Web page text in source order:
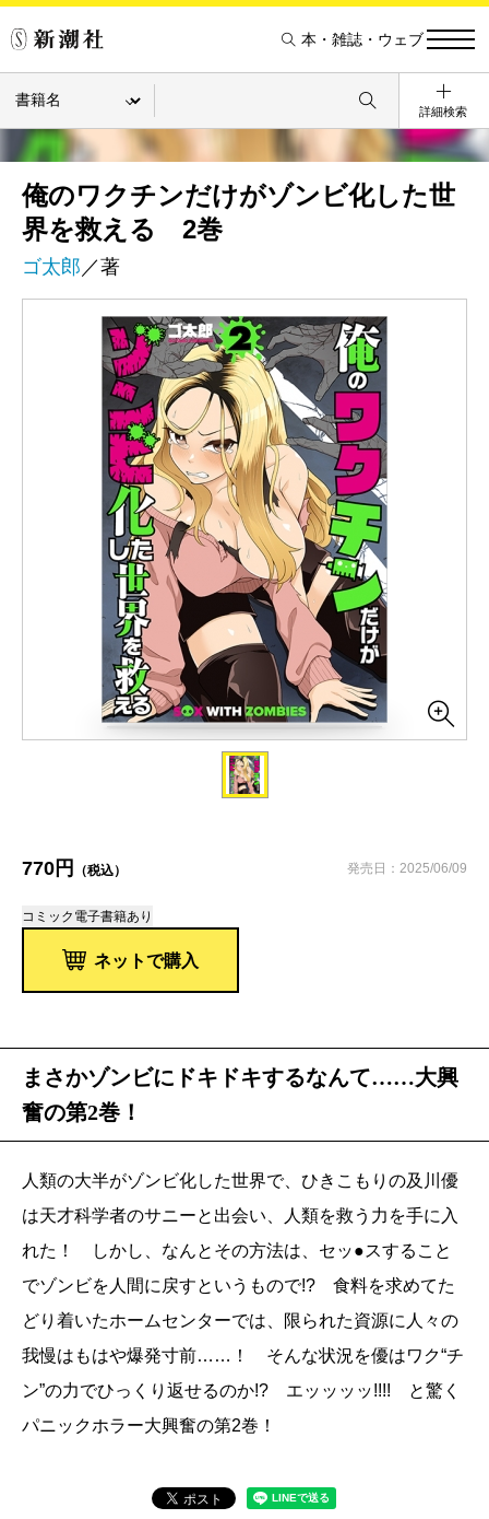
本・雑誌・ウェブ
詳細検索
俺のワクチンだけがゾンビ化した世
界を救える 2巻
ゴ太郎 ／著
770円 （税込） 発売日：2025/06/09
コミック 電子書籍あり
ネットで購入
まさかゾンビにドキドキするなんて……大興
奮の第2巻！
人類の大半がゾンビ化した世界で、ひきこもりの及川優
は天才科学者のサニーと出会い、人類を救う力を手に入
れた！ しかし、なんとその方法は、セッ●スすること
でゾンビを人間に戻すというもので!? 食料を求めてた
どり着いたホームセンターでは、限られた資源に人々の
我慢はもはや爆発寸前……！ そんな状況を優はワク“チ
ン”の力でひっくり返せるのか!? エッッッッ!!!! と驚く
パニックホラー大興奮の第2巻！